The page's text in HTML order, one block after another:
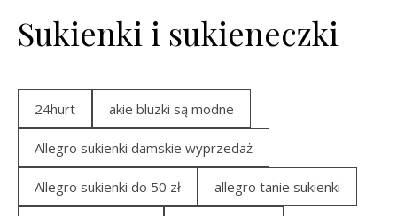
Sukienki i sukieneczki
24hurt akie bluzki są modne
Allegro sukienki damskie wyprzedaż
Allegro sukienki do 50 zł allegro tanie sukienki